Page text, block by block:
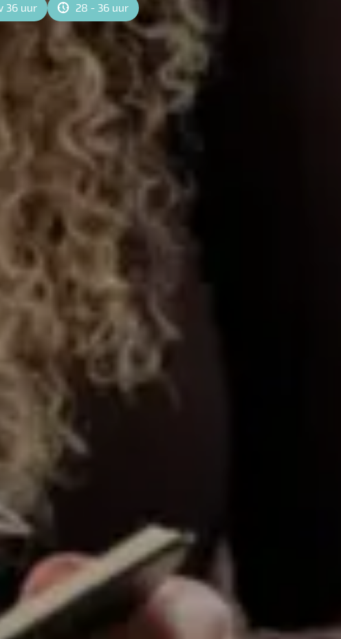
36 uur 28 - 36 uur